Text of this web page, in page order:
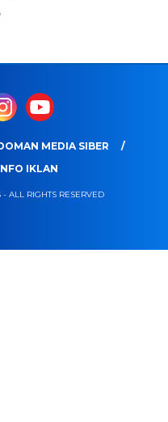
MEDIA SIBER
IKLAN
ALL RIGHTS RESERVED